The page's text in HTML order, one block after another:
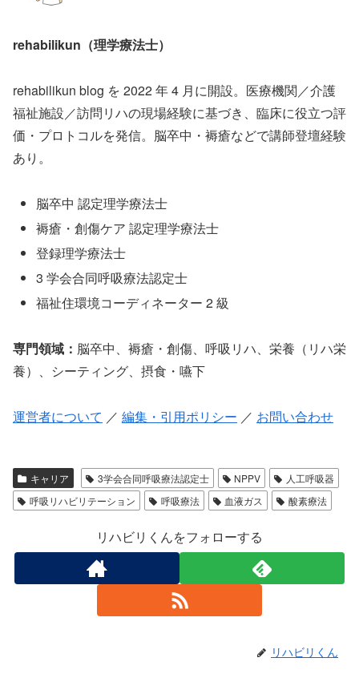
rehabilikun（理学療法士）
rehabilikun blog を 2022 年 4 月に開設。医療機関／介護
福祉施設／訪問リハの現場経験に基づき、臨床に役立つ評
価・プロトコルを発信。脳卒中・褥瘡などで講師登壇経験
あり。
脳卒中 認定理学療法士
褥瘡・創傷ケア 認定理学療法士
登録理学療法士
3 学会合同呼吸療法認定士
福祉住環境コーディネーター 2 級
専門領域： 脳卒中、褥瘡・創傷、呼吸リハ、栄養（リハ栄
養）、シーティング、摂食・嚥下
運営者について ／ 編集・引用ポリシー ／ お問い合わせ
キャリア 3学会合同呼吸療法認定士 NPPV
人工呼吸器
呼吸リハビリテーション
呼吸療法 血液ガス 酸素療法
リハビリくんをフォローする
リハビリくん